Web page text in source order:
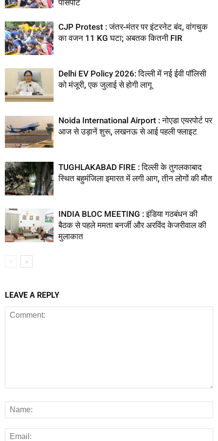
पासपोर्ट
CJP Protest : जंतर-मंतर पर इंटरनेट बंद, वांगचुक
का वजन 11 KG घटा; अबतक कितनी FIR
Delhi EV Policy 2026: दिल्ली में नई ईवी पॉलिसी
को मंजूरी, एक जुलाई से होगी लागू
Noida International Airport : नोएडा एयरपोर्ट पर
आज से उड़ानें शुरू, लखनऊ से आई पहली फ्लाइट
TUGHLAKABAD FIRE : दिल्ली के तुगलकाबाद
स्थित बहुमंजिला इमारत में लगी आग, तीन लोगों की मौत
INDIA BLOC MEETING : इंडिया गठबंधन की
बैठक से पहले ममता बनर्जी और अरविंद केजरीवाल की
मुलाकात
LEAVE A REPLY